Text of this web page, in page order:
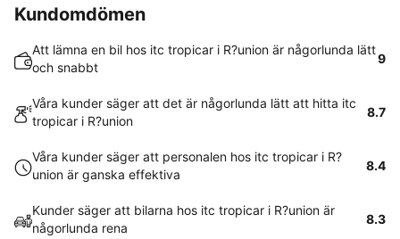
Kundomdömen
Att lämna en bil hos itc tropicar i R?union är någorlunda lätt
och snabbt
9
Våra kunder säger att det är någorlunda lätt att hitta itc
tropicar i R?union
8.7
Våra kunder säger att personalen hos itc tropicar i R?
union är ganska effektiva
8.4
Kunder säger att bilarna hos itc tropicar i R?union är
någorlunda rena
8.3